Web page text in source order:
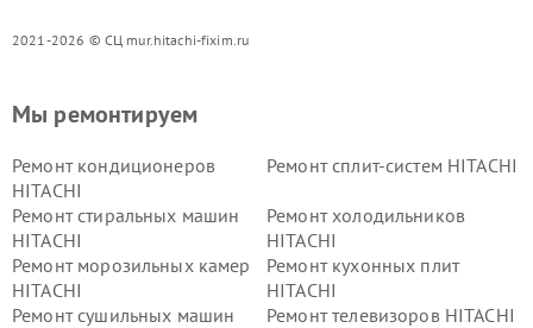
2021-2026 © СЦ mur.hitachi-fixim.ru
Мы ремонтируем
Ремонт кондиционеров
HITACHI
Ремонт сплит-систем HITACHI
Ремонт стиральных машин
HITACHI
Ремонт холодильников
HITACHI
Ремонт морозильных камер
HITACHI
Ремонт кухонных плит
HITACHI
Ремонт сушильных машин
Ремонт телевизоров HITACHI